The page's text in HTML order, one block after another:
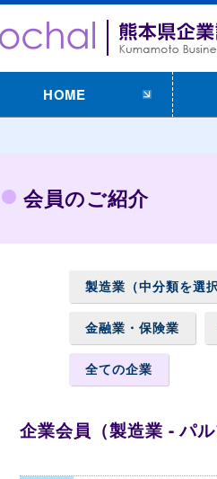
HOME
会員のご紹介
製造業（中分類を選択
金融業・保険業
全ての企業
企業会員（製造業 - パ